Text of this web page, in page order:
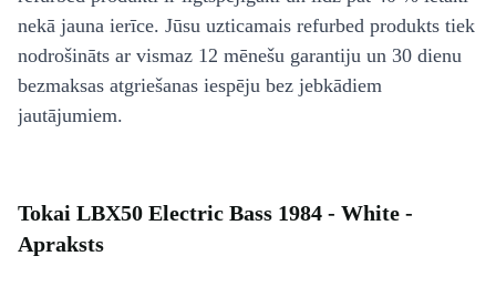
nekā jauna ierīce. Jūsu uzticamais refurbed produkts tiek
nodrošināts ar vismaz 12 mēnešu garantiju un 30 dienu
bezmaksas atgriešanas iespēju bez jebkādiem
jautājumiem.
Tokai LBX50 Electric Bass 1984 - White -
Apraksts